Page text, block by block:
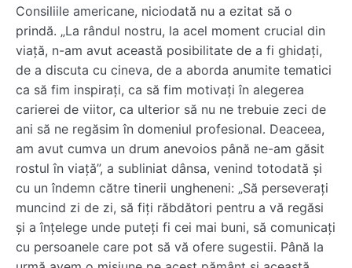
Consiliile americane, niciodată nu a ezitat să o
prindă. „La rândul nostru, la acel moment crucial din
viață, n-am avut această posibilitate de a fi ghidați,
de a discuta cu cineva, de a aborda anumite tematici
ca să fim inspirați, ca să fim motivați în alegerea
carierei de viitor, ca ulterior să nu ne trebuie zeci de
ani să ne regăsim în domeniul profesional. Deaceea,
am avut cumva un drum anevoios până ne-am găsit
rostul în viață”, a subliniat dânsa, venind totodată și
cu un îndemn către tinerii ungheneni: „Să perseverați
muncind zi de zi, să fiți răbdători pentru a vă regăsi
și a înțelege unde puteți fi cei mai buni, să comunicați
cu persoanele care pot să vă ofere sugestii. Până la